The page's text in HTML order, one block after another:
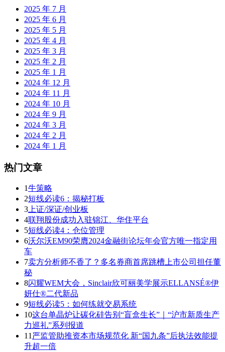
2025 年 7 月
2025 年 6 月
2025 年 5 月
2025 年 4 月
2025 年 3 月
2025 年 2 月
2025 年 1 月
2024 年 12 月
2024 年 11 月
2024 年 10 月
2024 年 9 月
2024 年 3 月
2024 年 2 月
2024 年 1 月
热门文章
1牛策略
2短线必读6：揭秘打板
3 上证/深证/创业板
4联翔股份成功入驻锦江、华住平台
5短线必读4：仓位管理
6沃尔沃EM90荣膺2024金融街论坛年会官方唯一指定用
车
7卖方分析师不香了？多名券商首席跳槽上市公司担任董
秘
8闪耀WEM大会，Sinclair欣可丽美学展示ELLANSÉ®伊
妍仕®二代新品
9短线必读5：如何练就交易系统
10这台单晶炉让碳化硅告别“盲盒生长”｜“沪市新质生产
力巡礼”系列报道
11 严监管助推资本市场规范化 新“国九条”后执法效能提
升超一倍